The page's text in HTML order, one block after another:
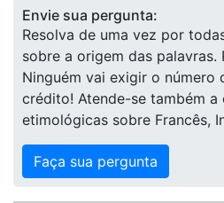
Envie sua pergunta:
Resolva de uma vez por
sobre a origem das palavras.
Ninguém vai exigir o número
crédito! Atende-se também a
etimológicas sobre Francês,
Faça sua pergunta